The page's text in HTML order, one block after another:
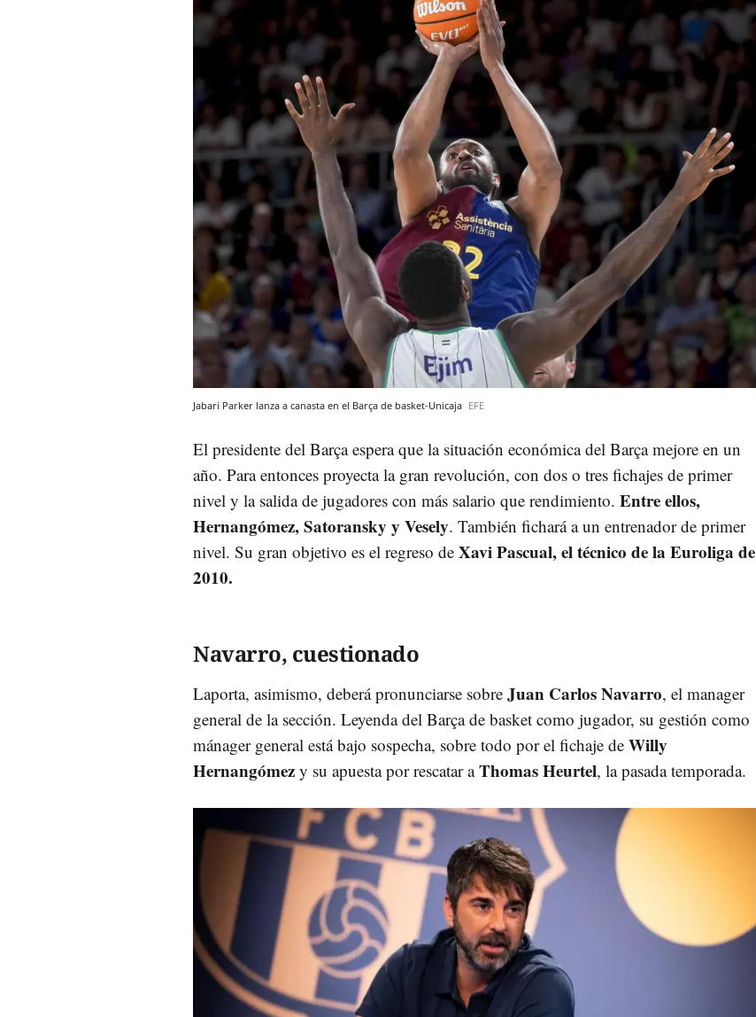
Jabari Parker lanza a canasta en el Barça de basket-Unicaja EFE
El presidente del Barça espera que la situación económica del Barça mejore en un
año. Para entonces proyecta la gran revolución, con dos o tres fichajes de primer
nivel y la salida de jugadores con más salario que rendimiento. Entre ellos,
Hernangómez, Satoransky y Vesely. También fichará a un entrenador de primer
nivel. Su gran objetivo es el regreso de Xavi Pascual, el técnico de la Euroliga de
2010.
Navarro, cuestionado
Laporta, asimismo, deberá pronunciarse sobre Juan Carlos Navarro, el manager
general de la sección. Leyenda del Barça de basket como jugador, su gestión como
mánager general está bajo sospecha, sobre todo por el fichaje de Willy
Hernangómez y su apuesta por rescatar aThomas Heurtel, la pasada temporada.